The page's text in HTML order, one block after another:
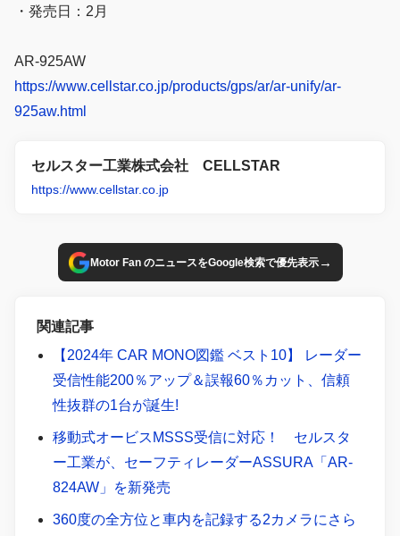
・発売日：2月
AR-925AW
https://www.cellstar.co.jp/products/gps/ar/ar-unify/ar-
925aw.html
セルスター工業株式会社 CELLSTAR
https://www.cellstar.co.jp
Motor Fan のニュースをGoogle検索で優先表示→
関連記事
【2024年 CAR MONO図鑑 ベスト10】 レーダー
受信性能200％アップ＆誤報60％カット、信頼
性抜群の1台が誕生!
移動式オービスMSSS受信に対応！ セルスタ
ー工業が、セーフティレーダーASSURA「AR-
824AW」を新発売
360度の全方位と車内を記録する2カメラにさら